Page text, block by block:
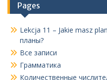
Pages
Lekcja 11 – Jakie masz
планы?
Все записи
Грамматика
Количественные